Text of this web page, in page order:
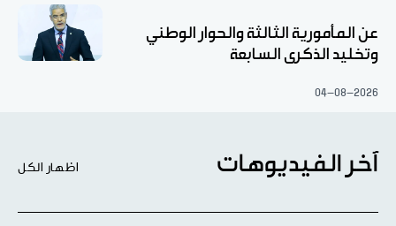
عن المأمورية الثالثة والحوار الوطني
وتخليد الذكرى السابعة
04-08-2026
آخر الفيديوهات اظهار الكل